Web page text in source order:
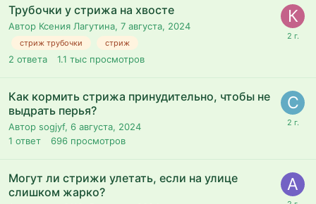
Трубочки у стрижа на хвосте
Автор Ксения Лагутина, 7 августа, 2024
стриж трубочки стриж
2 ответа 1.1 тыс просмотров
Как кормить стрижа принудительно, чтобы не
выдрать перья?
Автор sogjyf, 6 августа, 2024
1 ответ 696 просмотров
Могут ли стрижи улетать, если на улице
слишком жарко?